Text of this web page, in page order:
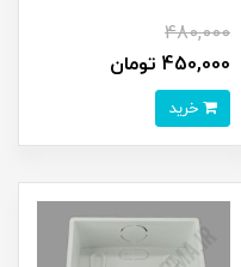
480,000
450,000 تومان